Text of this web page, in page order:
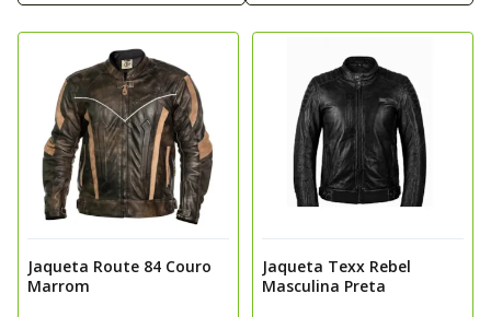
Jaqueta Route 84 Couro
Marrom
Jaqueta Texx Rebel
Masculina Preta